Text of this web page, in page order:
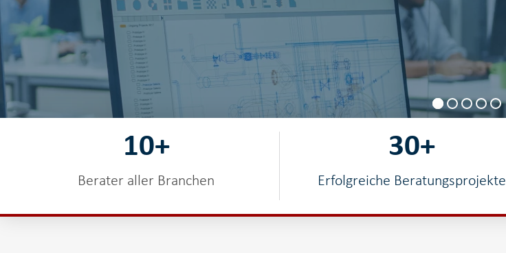
Berater aller Branchen
10+
Erfolgreiche Beratungsprojekte
30+